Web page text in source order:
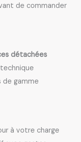
de commander
détachées
de gamme
à votre charge